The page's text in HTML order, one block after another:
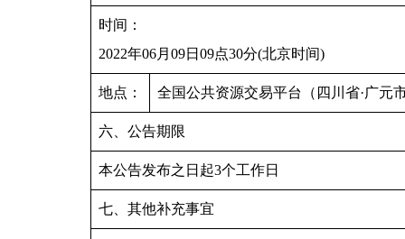
时间：
2022年06月09日09点30分(北京时间)
地点： 全国公共资源交易平台（四川省·广元
六、公告期限
本公告发布之日起3个工作日
七、其他补充事宜